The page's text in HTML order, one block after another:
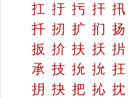
扛 扜 扝 扞 扟
扦 扨 扩 扪 扬
扳 扴 扶 扷 扸
承 技 抁 抁 抂
抈 抉 把 抋 抌